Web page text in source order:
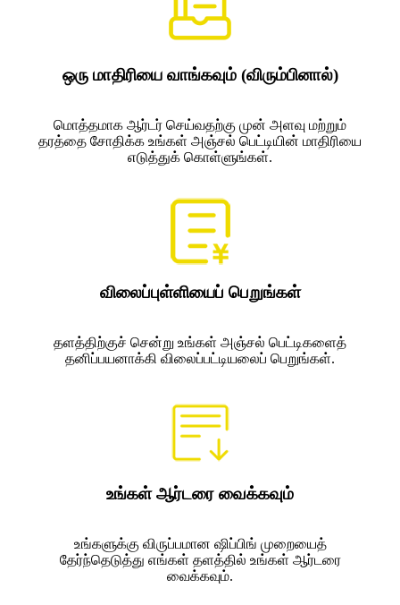
ஒரு மாதிரியை வாங்கவும் (விரும்பினால்)
மொத்தமாக ஆர்டர் செய்வதற்கு முன் அளவு மற்றும்
தரத்தை சோதிக்க உங்கள் அஞ்சல் பெட்டியின் மாதிரியை
எடுத்துக் கொள்ளுங்கள்.
விலைப்புள்ளியைப் பெறுங்கள்
தளத்திற்குச் சென்று உங்கள் அஞ்சல் பெட்டிகளைத்
தனிப்பயனாக்கி விலைப்பட்டியலைப் பெறுங்கள்.
உங்கள் ஆர்டரை வைக்கவும்
உங்களுக்கு விருப்பமான ஷிப்பிங் முறையைத்
தேர்ந்தெடுத்து எங்கள் தளத்தில் உங்கள் ஆர்டரை
வைக்கவும்.